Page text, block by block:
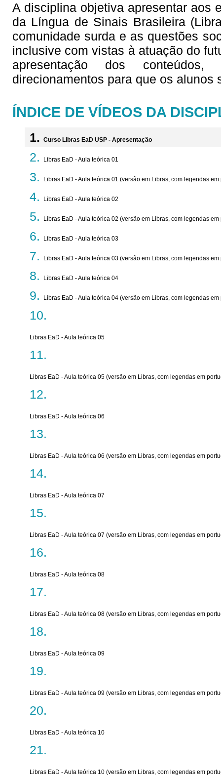
A disciplina objetiva apresentar aos
da Língua de Sinais Brasileira
comunidade surda e as questões
inclusive com vistas à atuação do
apresentação dos
direcionamentos para que os alunos
ÍNDICE DE VÍDEOS DA
Curso Libras EaD USP - Apresentação
Libras EaD - Aula teórica 01
Libras EaD - Aula teórica 01 (versão em Libras, com legendas em
Libras EaD - Aula teórica 02
Libras EaD - Aula teórica 02 (versão em Libras, com legendas em
Libras EaD - Aula teórica 03
Libras EaD - Aula teórica 03 (versão em Libras, com legendas em
Libras EaD - Aula teórica 04
Libras EaD - Aula teórica 04 (versão em Libras, com legendas em
Libras EaD - Aula teórica 05
Libras EaD - Aula teórica 05 (versão em Libras, com legendas em
Libras EaD - Aula teórica 06
Libras EaD - Aula teórica 06 (versão em Libras, com legendas em
Libras EaD - Aula teórica 07
Libras EaD - Aula teórica 07 (versão em Libras, com legendas em
Libras EaD - Aula teórica 08
Libras EaD - Aula teórica 08 (versão em Libras, com legendas em
Libras EaD - Aula teórica 09
Libras EaD - Aula teórica 09 (versão em Libras, com legendas em
Libras EaD - Aula teórica 10
Libras EaD - Aula teórica 10 (versão em Libras, com legendas em